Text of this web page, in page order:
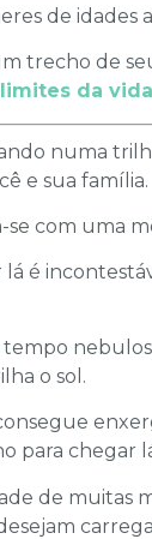
de idades
trecho de
da
numa
e sua família.
com uma
é
tempo
o sol.
para chegar
de muitas